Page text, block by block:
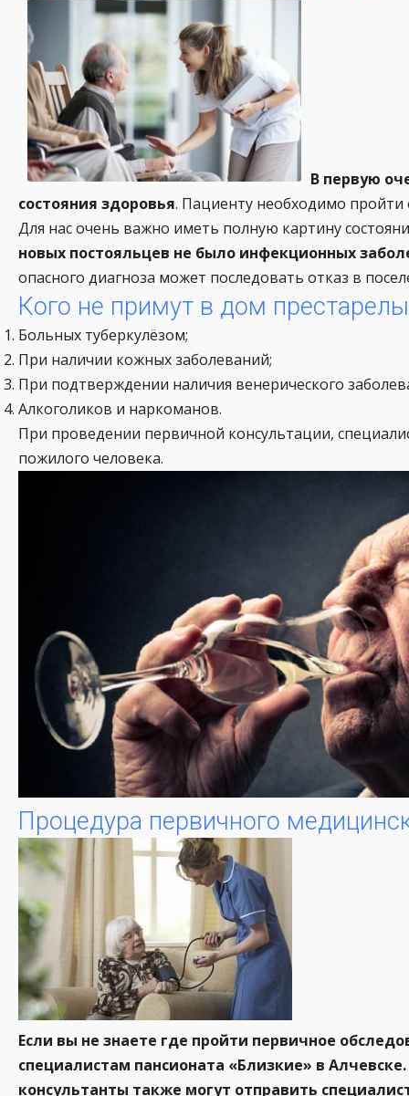
В первую
состояния здоровья. Пациенту необходимо
Для нас очень важно иметь полную картину
новых постояльцев не было инфекционных
опасного диагноза может последовать отказ в
Кого не примут в дом
Больных туберкулёзом;
При наличии кожных заболеваний;
При подтверждении наличия венерического
Алкоголиков и наркоманов.
При проведении первичной консультации,
пожилого человека.
Процедура первичного
Если вы не знаете где пройти первичное
специалистам пансионата «Близкие» в Алчевске.
консультанты также могут отправить